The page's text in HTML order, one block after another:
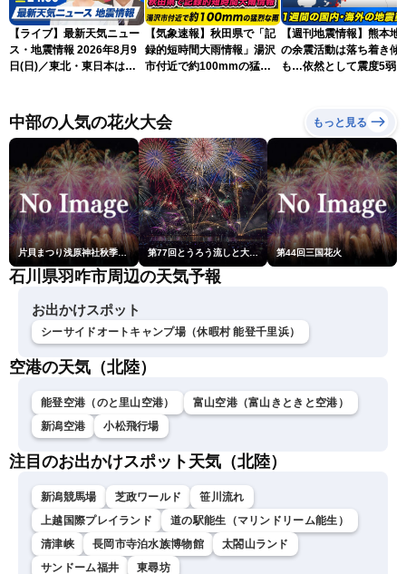
【ライブ】最新天気ニュー
ス・地震情報 2026年8月9
日(日)／東北・東日本は急
小川千奈／芳野達郎〉
【気象速報】秋田県で「記
録的短時間大雨情報」湯沢
市付近で約100mmの猛烈
【週刊地震情報】熊本地
の余震活動は落ち着き傾
も…依然として震度5弱警
中部の人気の花火大会 もっと見る
片貝まつり浅原神社秋季例大祭奉納大煙火 第77回とうろう流しと大花火大会 第44回三国花火
石川県羽咋市周辺の天気予報
お出かけスポット
シーサイドオートキャンプ場（休暇村 能登千里浜）
空港の天気（北陸）
能登空港（のと里山空港）
富山空港（富山きときと空港）
新潟空港
小松飛行場
注目のお出かけスポット天気（北陸）
新潟競馬場 芝政ワールド
笹川流れ
上越国際プレイランド
道の駅能生（マリンドリーム能生）
清津峡
長岡市寺泊水族博物館
太閤山ランド
サンドーム福井
東尋坊